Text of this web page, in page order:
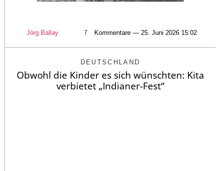
Jörg Ballay 7 Kommentare — 25. Juni 2026 15:02
DEUTSCHLAND
Obwohl die Kinder es sich wünschten: Kita
verbietet „Indianer-Fest“